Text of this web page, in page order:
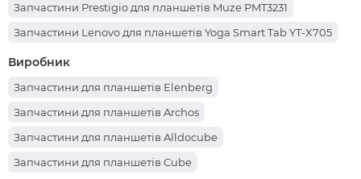
Запчастини Prestigio для планшетів Muze PMT3231
Запчастини Lenovo для планшетів Yoga Smart Tab YT-X705
Запчастини Apple для планшетів iPad Pro 12.9 (2017)
Запчастини Teclast для планшетів P85T
Запчастини Oscal для планшетів Pad 70
Запчастини Nomi для планшетів C101014 Ultra4
Запчастини Teclast для планшетів X98 Air III
Виробник
Запчастини для планшетів Elenberg
Запчастини для планшетів Archos
Запчастини для планшетів Alldocube
Запчастини для планшетів Cube